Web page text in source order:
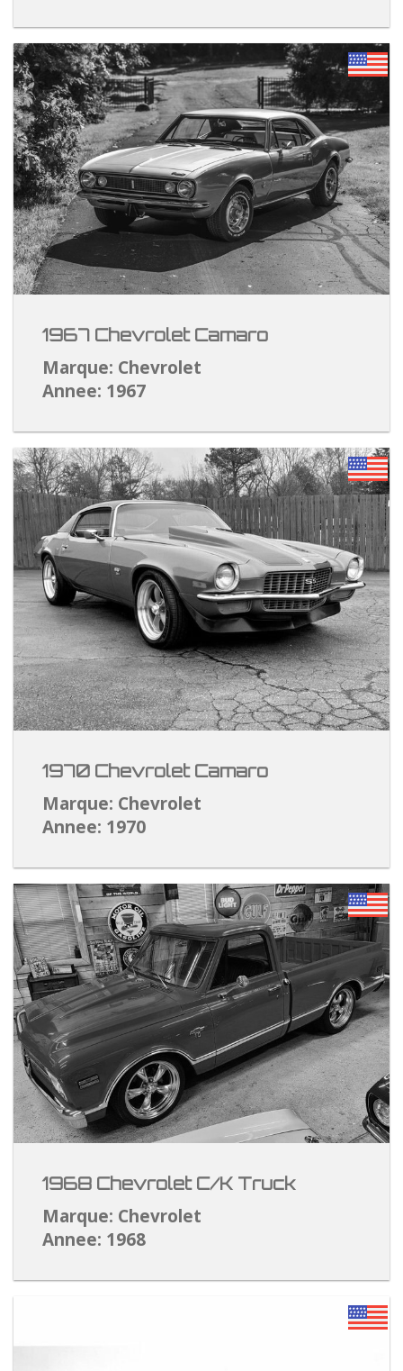
1967 Chevrolet Camaro
Marque: Chevrolet
Annee: 1967
1970 Chevrolet Camaro
Marque: Chevrolet
Annee: 1970
1968 Chevrolet C/K Truck
Marque: Chevrolet
Annee: 1968